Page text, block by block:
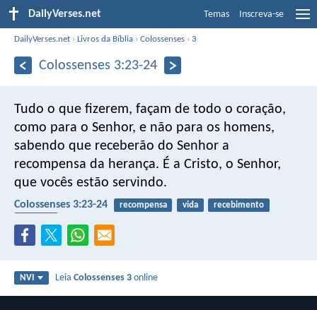
DailyVerses.net Temas Inscreva-se
DailyVerses.net ›Livros da Bíblia ›Colossenses ›3
Colossenses 3:23-24
Tudo o que fizerem, façam de todo o coração,
como para o Senhor, e não para os homens,
sabendo que receberão do Senhor a
recompensa da herança. É a Cristo, o Senhor,
que vocês estão servindo.
Colossenses 3:23-24 recompensa vida
recebimento
NVI LeiaColossenses 3 online